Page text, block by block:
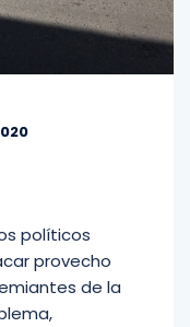
políticos
provecho
de la